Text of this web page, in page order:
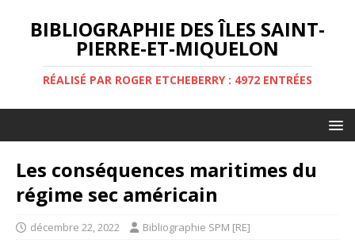
BIBLIOGRAPHIE DES ÎLES SAINT-
PIERRE-ET-MIQUELON
RÉALISÉ PAR ROGER ETCHEBERRY : 4972 ENTRÉES
Les conséquences maritimes du
régime sec américain
décembre 22, 2022 Bibliographie SPM [RE]